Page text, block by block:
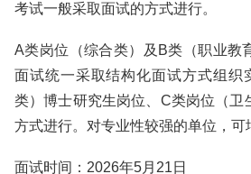
考试一般采取面试的方式进行。
A类岗位（综合类）及B类（职业教
面试统一采取结构化面试方式组织
类）博士研究生岗位、C类岗位（卫
方式进行。对专业性较强的单位，可
面试时间：2026年5月21日